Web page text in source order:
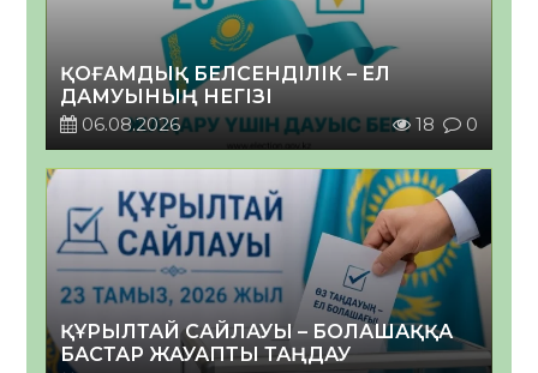
ҚОҒАМДЫҚ БЕЛСЕНДІЛІК – ЕЛ
ДАМУЫНЫҢ НЕГІЗІ
06.08.2026
18 0
ҚҰРЫЛТАЙ САЙЛАУЫ – БОЛАШАҚҚА
БАСТАР ЖАУАПТЫ ТАҢДАУ